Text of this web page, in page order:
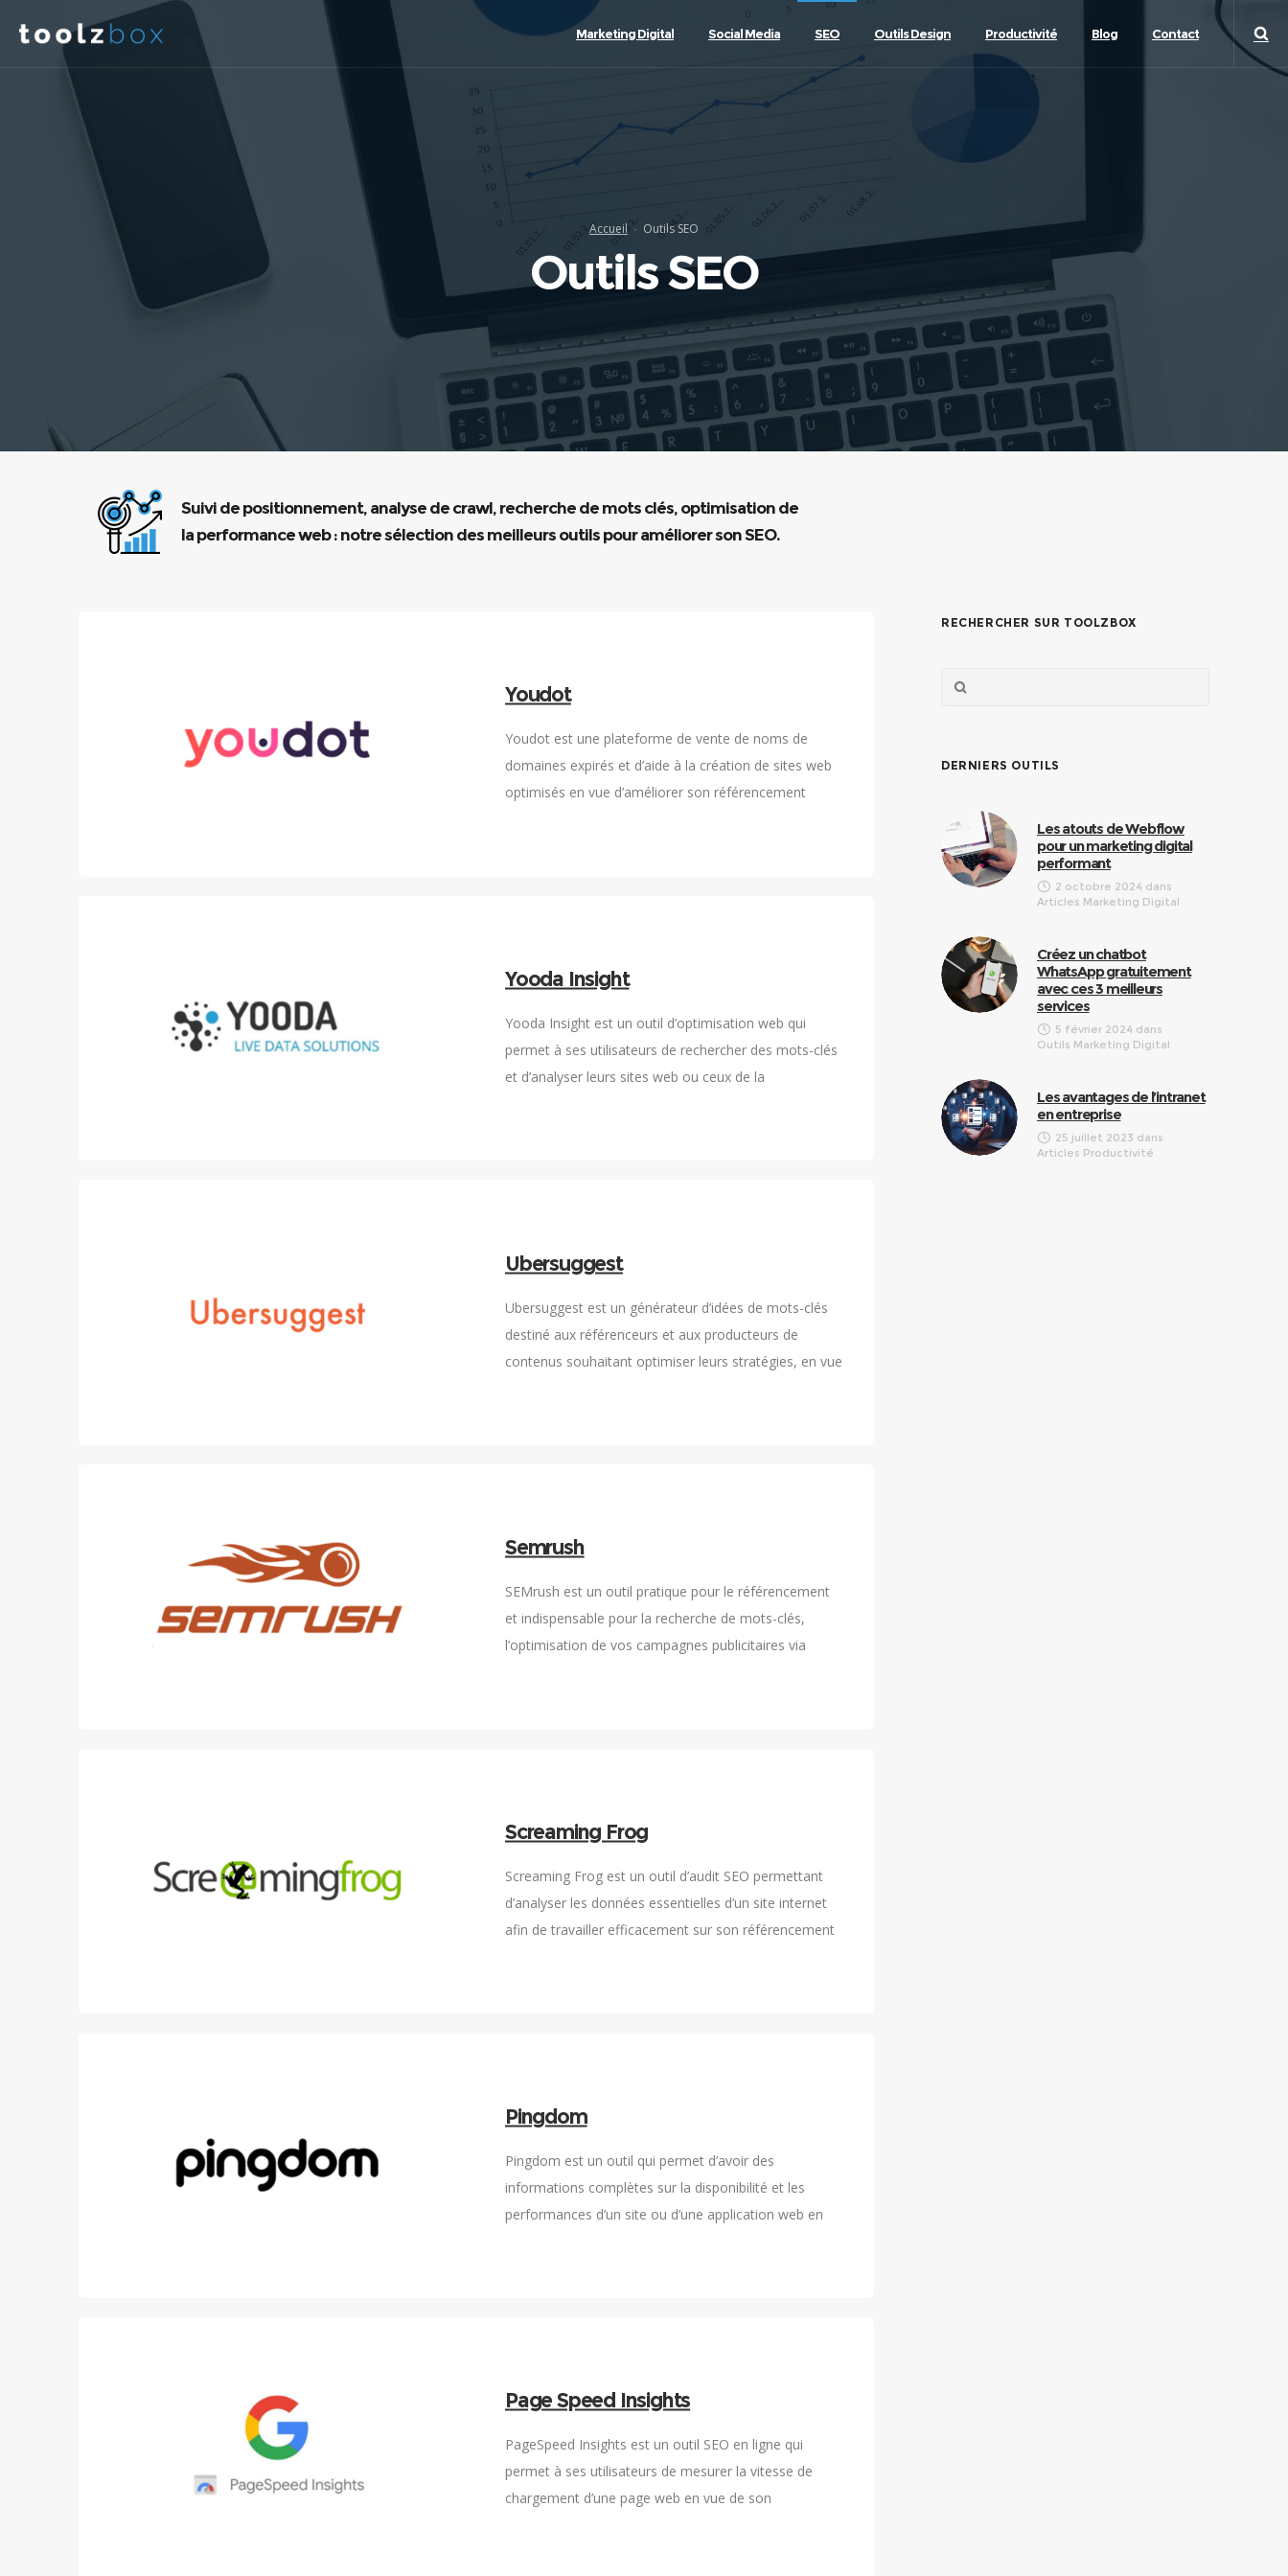
Marketing Digital Social Media SEO Outils Design Productivité Blog Contact
Accueil Outils SEO
Outils SEO
Suivi de positionnement, analyse de crawl, recherche de mots clés, optimisation de
la performance web : notre sélection des meilleurs outils pour améliorer son SEO.
Youdot
Youdot est une plateforme de vente de noms de
domaines expirés et d’aide à la création de sites web
optimisés en vue d’améliorer son référencement
Yooda Insight
Yooda Insight est un outil d’optimisation web qui
permet à ses utilisateurs de rechercher des mots-clés
et d’analyser leurs sites web ou ceux de la
Ubersuggest
Ubersuggest est un générateur d’idées de mots-clés
destiné aux référenceurs et aux producteurs de
contenus souhaitant optimiser leurs stratégies, en vue
Semrush
SEMrush est un outil pratique pour le référencement
et indispensable pour la recherche de mots-clés,
l’optimisation de vos campagnes publicitaires via
Screaming Frog
Screaming Frog est un outil d’audit SEO permettant
d’analyser les données essentielles d’un site internet
afin de travailler efficacement sur son référencement
Pingdom
Pingdom est un outil qui permet d’avoir des
informations complètes sur la disponibilité et les
performances d’un site ou d’une application web en
Page Speed Insights
PageSpeed Insights est un outil SEO en ligne qui
permet à ses utilisateurs de mesurer la vitesse de
chargement d’une page web en vue de son
RECHERCHER SUR TOOLZBOX
DERNIERS OUTILS
Les atouts de Webflow
pour un marketing digital
performant
2 octobre 2024 dans
Articles Marketing Digital
Créez un chatbot
WhatsApp gratuitement
avec ces 3 meilleurs
services
5 février 2024 dans
Outils Marketing Digital
Les avantages de l’intranet
en entreprise
25 juillet 2023 dans
Articles Productivité